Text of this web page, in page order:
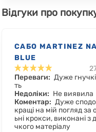
Відгуки про
САБО MARTINEZ
BLUE
Переваги: Дуже
ть
Недоліки: Не виявила
Коментар: Дуже
кращі на мій погляд за
ьні крокси, виконані з
чкого матеріалу